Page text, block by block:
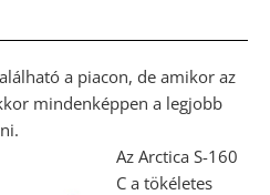
a piacon, de amikor az
mindenképpen a legjobb
Az Arctica S-160
C a tökéletes